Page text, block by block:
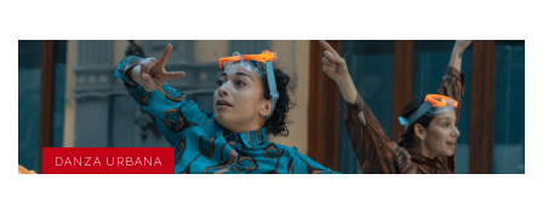
DANZA URBANA
SCOPRI DI PIÙ